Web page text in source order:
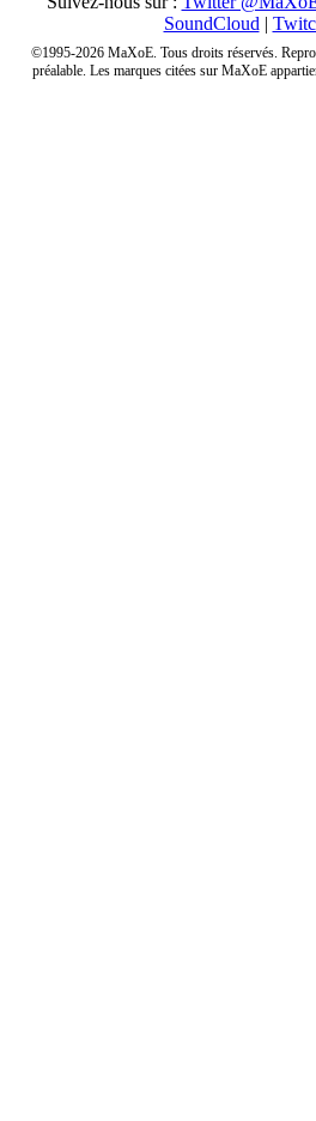
SoundCloud |
©1995-2026 MaXoE. Tous droits réservés.
préalable. Les marques citées sur MaXoE